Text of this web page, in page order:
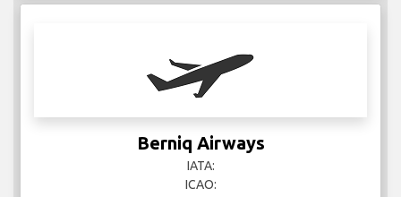
Berniq Airways
IATA:
ICAO: